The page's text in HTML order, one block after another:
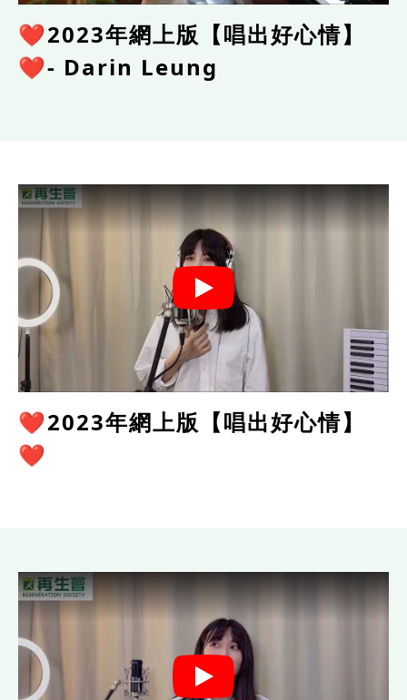
❤️2023年網上版【唱出好心情】
❤️- Darin Leung
❤️2023年網上版【唱出好心情】
❤️